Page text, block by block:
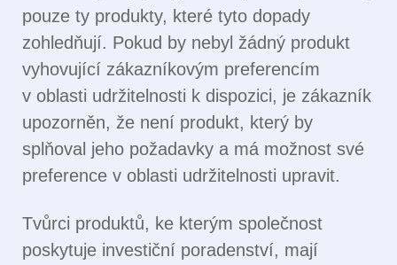
pouze ty produkty, které tyto dopady
zohledňují. Pokud by nebyl žádný produkt
vyhovující zákazníkovým preferencím
v oblasti udržitelnosti k dispozici, je zákazník
upozorněn, že není produkt, který by
splňoval jeho požadavky a má možnost své
preference v oblasti udržitelnosti upravit.
Tvůrci produktů, ke kterým společnost
poskytuje investiční poradenství, mají